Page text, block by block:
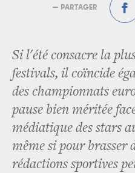
— PARTAGER
Si l'été consacre la
festivals, il coïncide
des championnats
pause bien méritée
médiatique des stars
même si pour brasser
rédactions sportives